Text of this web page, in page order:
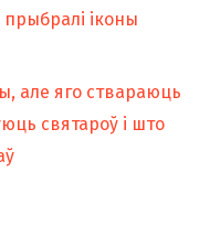
іконы
але яго ствараюць
святароў і што